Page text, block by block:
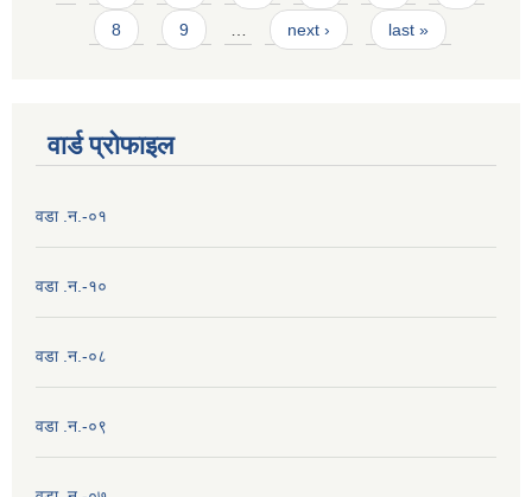
8 9 next › last »
वार्ड प्राेफाइल
वडा .न.-०१
वडा .न.-१०
वडा .न.-०८
वडा .न.-०९